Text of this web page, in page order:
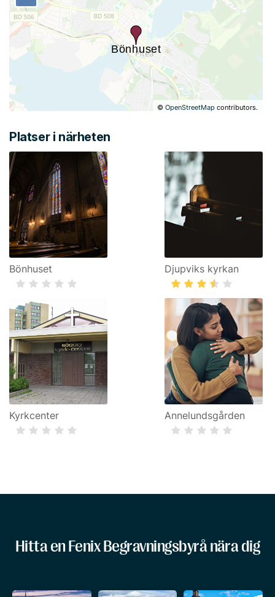
©OpenStreetMap contributors.
Platser i närheten
Bönhuset Djupviks kyrkan
Kyrkcenter Annelundsgården
Hitta en Fenix Begravningsbyrå nära dig